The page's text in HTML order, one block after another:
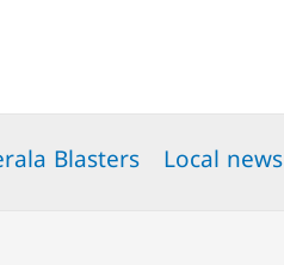
Blasters Local news